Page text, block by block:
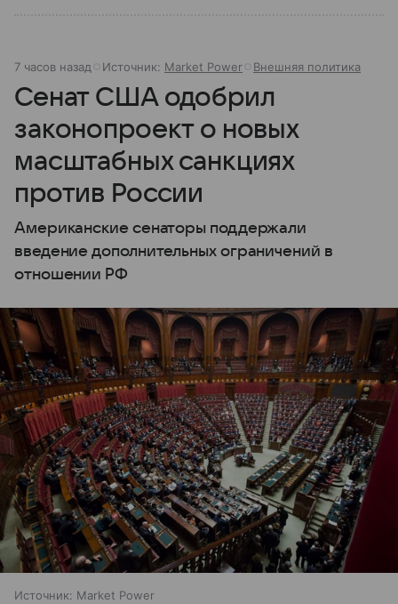
7 часов назад Источник: Market Power Внешняя политика
Сенат США одобрил
законопроект о новых
масштабных санкциях
против России
Американские сенаторы поддержали
введение дополнительных ограничений в
отношении РФ
Источник: Market Power